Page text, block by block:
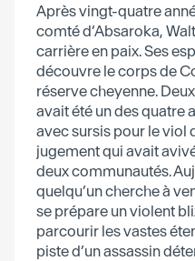
Après vingt-quatre
comté d’Absaroka,
carrière en paix. Ses
découvre le corps de
réserve cheyenne.
avait été un des quatre
avec sursis pour le viol
jugement qui avait
deux communautés.
quelqu’un cherche à
se prépare un violent
parcourir les vastes
piste d’un assassin